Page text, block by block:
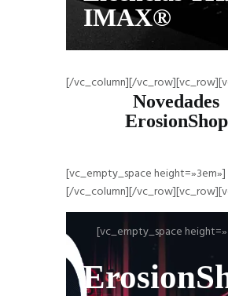
IMAX®
[/vc_column][/
Novedades
ErosionShop
[vc_empty_space height=»3em»]
[/vc_column][/
[vc_empty_space